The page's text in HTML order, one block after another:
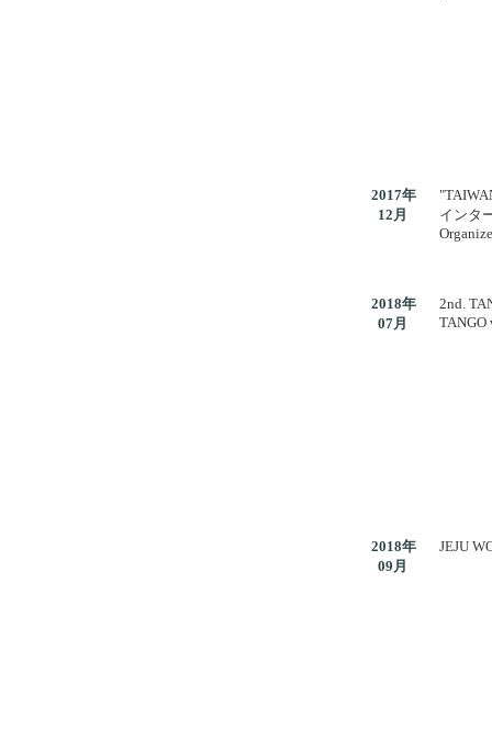
2017年
12月
インタ
2018年
07月
2nd.
TANGO
2018年
09月
JEJU